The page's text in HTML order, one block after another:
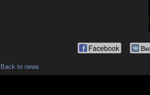
Facebook
Back to news